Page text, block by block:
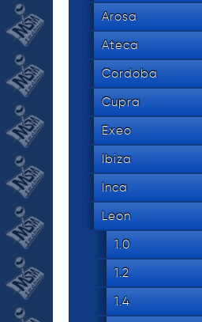
Arosa
Ateca
Cordoba
Cupra
Exeo
Ibiza
Inca
Leon
1.0
1.2
1.4